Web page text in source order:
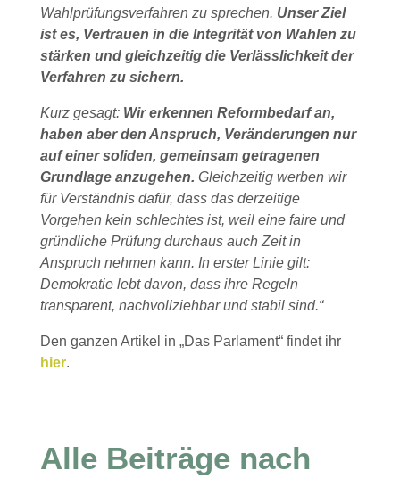
Wahlprüfungsverfahren zu sprechen. Unser Ziel
ist es, Vertrauen in die Integrität von Wahlen zu
stärken und gleichzeitig die Verlässlichkeit der
Verfahren zu sichern.
Kurz gesagt: Wir erkennen Reformbedarf an,
haben aber den Anspruch, Veränderungen nur
auf einer soliden, gemeinsam getragenen
Grundlage anzugehen. Gleichzeitig werben wir
für Verständnis dafür, dass das derzeitige
Vorgehen kein schlechtes ist, weil eine faire und
gründliche Prüfung durchaus auch Zeit in
Anspruch nehmen kann. In erster Linie gilt:
Demokratie lebt davon, dass ihre Regeln
transparent, nachvollziehbar und stabil sind.“
Den ganzen Artikel in „Das Parlament“ findet ihr
hier.
Alle Beiträge nach